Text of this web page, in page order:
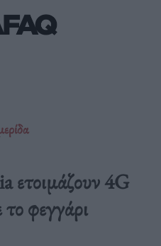
4G
φεγγάρι